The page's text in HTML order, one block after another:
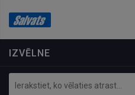
IZVĒLNE
PROFILS
Ielogoties